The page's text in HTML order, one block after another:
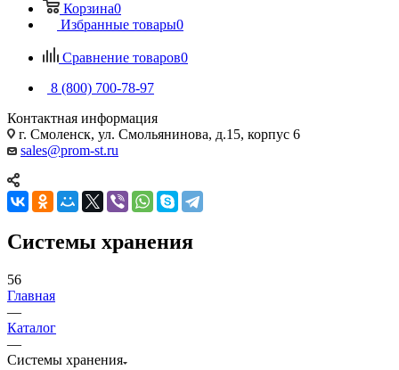
Корзина0
Избранные товары0
Сравнение товаров0
8 (800) 700-78-97
Контактная информация
г. Смоленск, ул. Смольянинова, д.15, корпус 6
sales@prom-st.ru
Системы хранения
56
Главная
—
Каталог
—
Системы хранения